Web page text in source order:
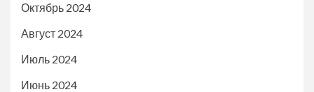
Октябрь 2024
Август 2024
Июль 2024
Июнь 2024